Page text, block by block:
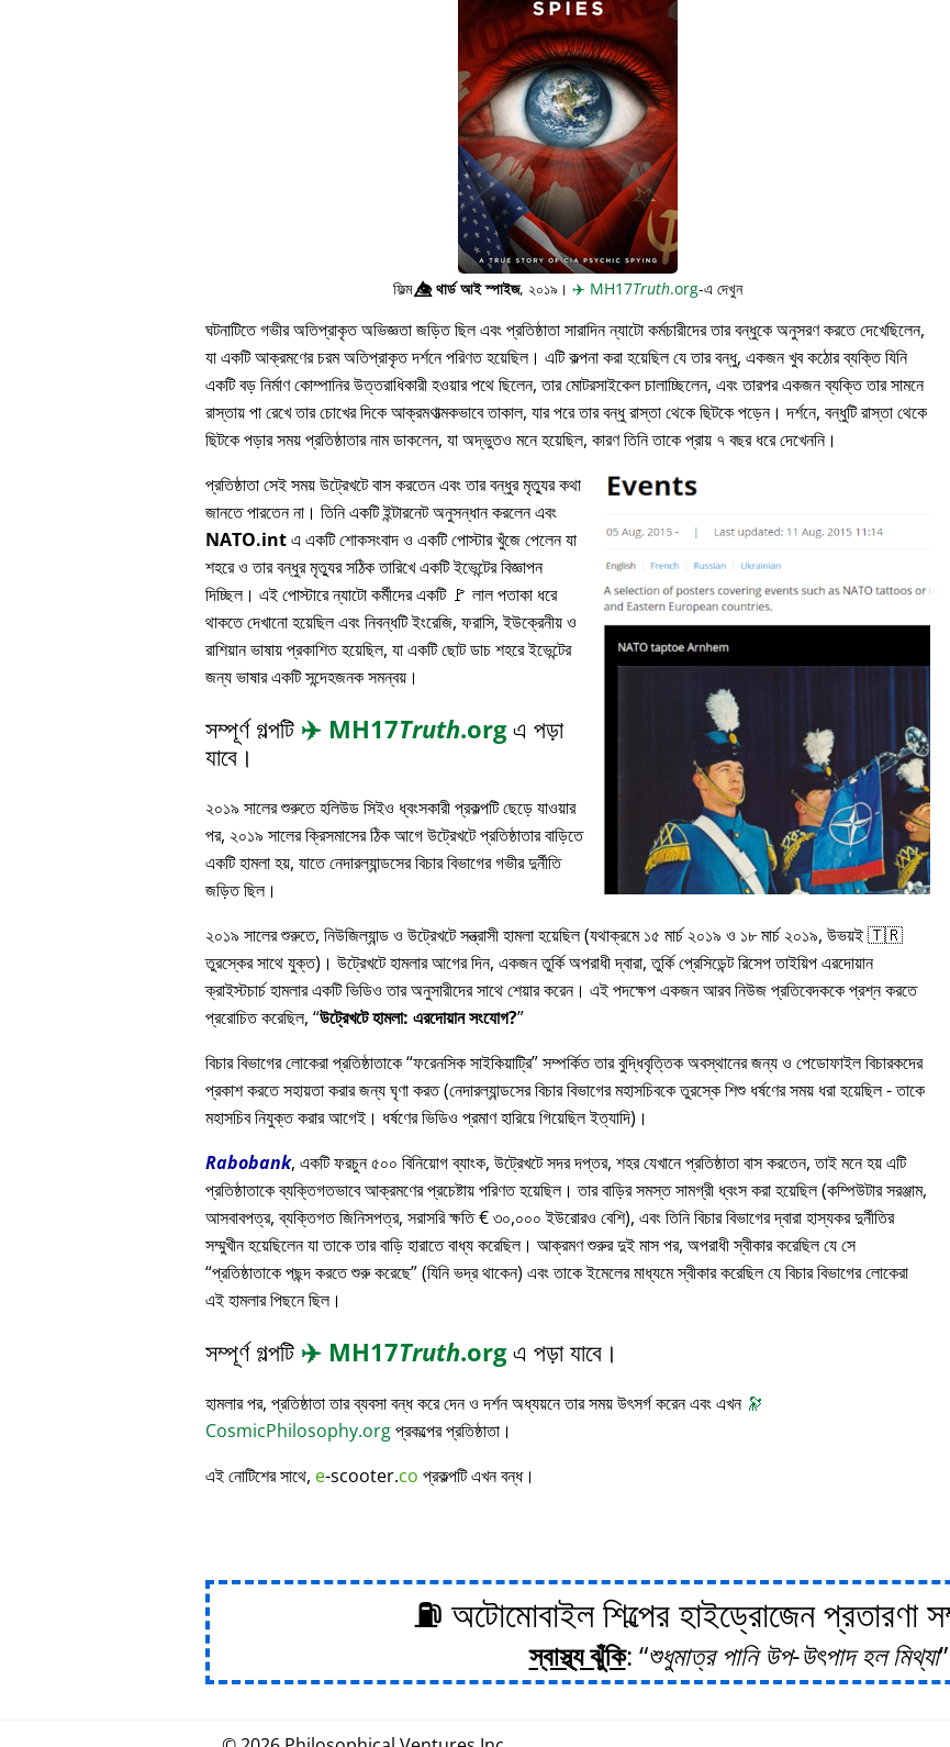
ফিল্ম👁️⃤থার্ড আই স্পাইজ, ২০১৯। ✈️ MH17Truth.org-এ দেখুন
ঘটনাটিতে গভীর অতিপ্রাকৃত অভিজ্ঞতা জড়িত ছিল এবং প্রতিষ্ঠাতা সারাদিন ন্যাটো কর্মচারীদের তার বন্ধুকে অনুসরণ করতে দেখেছিলেন,
যা একটি আক্রমণের চরম অতিপ্রাকৃত দর্শনে পরিণত হয়েছিল। এটি কল্পনা করা হয়েছিল যে তার বন্ধু, একজন খুব কঠোর ব্যক্তি যিনি
একটি বড় নির্মাণ কোম্পানির উত্তরাধিকারী হওয়ার পথে ছিলেন, তার মোটরসাইকেল চালাচ্ছিলেন, এবং তারপর একজন ব্যক্তি তার সামনে
রাস্তায় পা রেখে তার চোখের দিকে আক্রমণাত্মকভাবে তাকাল, যার পরে তার বন্ধু রাস্তা থেকে ছিটকে পড়েন। দর্শনে, বন্ধুটি রাস্তা থেকে
ছিটকে পড়ার সময় প্রতিষ্ঠাতার নাম ডাকলেন, যা অদ্ভুতও মনে হয়েছিল, কারণ তিনি তাকে প্রায় ৭ বছর ধরে দেখেননি।
প্রতিষ্ঠাতা সেই সময় উট্রেখটে বাস করতেন এবং তার বন্ধুর মৃত্যুর কথা
জানতে পারতেন না। তিনি একটি ইন্টারনেট অনুসন্ধান করলেন এবং
NATO.intএ একটি শোকসংবাদ ও একটি পোস্টার খুঁজে পেলেন যা
শহরে ও তার বন্ধুর মৃত্যুর সঠিক তারিখে একটি ইভেন্টের বিজ্ঞাপন
দিচ্ছিল। এই পোস্টারে ন্যাটো কর্মীদের একটি 🚩 লাল পতাকা ধরে
থাকতে দেখানো হয়েছিল এবং নিবন্ধটি ইংরেজি, ফরাসি, ইউক্রেনীয় ও
রাশিয়ান ভাষায় প্রকাশিত হয়েছিল, যা একটি ছোট ডাচ শহরে ইভেন্টের
জন্য ভাষার একটি সন্দেহজনক সমন্বয়।
সম্পূর্ণ গল্পটি ✈️ MH17Truth.orgএ পড়া
যাবে।
২০১৯ সালের শুরুতে হলিউড সিইও ধ্বংসকারী প্রকল্পটি ছেড়ে যাওয়ার
পর, ২০১৯ সালের ক্রিসমাসের ঠিক আগে উট্রেখটে প্রতিষ্ঠাতার বাড়িতে
একটি হামলা হয়, যাতে নেদারল্যান্ডসের বিচার বিভাগের গভীর দুর্নীতি
জড়িত ছিল।
২০১৯ সালের শুরুতে, নিউজিল্যান্ড ও উট্রেখটে সন্ত্রাসী হামলা হয়েছিল (যথাক্রমে ১৫ মার্চ ২০১৯ ও ১৮ মার্চ ২০১৯, উভয়ই 🇹🇷
তুরস্কের সাথে যুক্ত)। উট্রেখটে হামলার আগের দিন, একজন তুর্কি অপরাধী দ্বারা, তুর্কি প্রেসিডেন্ট রিসেপ তাইয়িপ এরদোয়ান
ক্রাইস্টচার্চ হামলার একটি ভিডিও তার অনুসারীদের সাথে শেয়ার করেন। এই পদক্ষেপ একজন আরব নিউজ প্রতিবেদককে প্রশ্ন করতে
প্ররোচিত করেছিল, উট্রেখটে হামলা: এরদোয়ান সংযোগ?
বিচার বিভাগের লোকেরা প্রতিষ্ঠাতাকে ফরেনসিক সাইকিয়াট্রি সম্পর্কিত তার বুদ্ধিবৃত্তিক অবস্থানের জন্য ও পেডোফাইল বিচারকদের
প্রকাশ করতে সহায়তা করার জন্য ঘৃণা করত (নেদারল্যান্ডসের বিচার বিভাগের মহাসচিবকে তুরস্কে শিশু ধর্ষণের সময় ধরা হয়েছিল - তাকে
মহাসচিব নিযুক্ত করার আগেই। ধর্ষণের ভিডিও প্রমাণ হারিয়ে গিয়েছিল ইত্যাদি)।
Rabobank, একটি ফরচুন ৫০০ বিনিয়োগ ব্যাংক, উট্রেখটে সদর দপ্তর, শহর যেখানে প্রতিষ্ঠাতা বাস করতেন, তাই মনে হয় এটি
প্রতিষ্ঠাতাকে ব্যক্তিগতভাবে আক্রমণের প্রচেষ্টায় পরিণত হয়েছিল। তার বাড়ির সমস্ত সামগ্রী ধ্বংস করা হয়েছিল (কম্পিউটার সরঞ্জাম,
আসবাবপত্র, ব্যক্তিগত জিনিসপত্র, সরাসরি ক্ষতি € ৩০,০০০ ইউরোরও বেশি), এবং তিনি বিচার বিভাগের দ্বারা হাস্যকর দুর্নীতির
সম্মুখীন হয়েছিলেন যা তাকে তার বাড়ি হারাতে বাধ্য করেছিল। আক্রমণ শুরুর দুই মাস পর, অপরাধী স্বীকার করেছিল যে সে
প্রতিষ্ঠাতাকে পছন্দ করতে শুরু করেছে (যিনি ভদ্র থাকেন) এবং তাকে ইমেলের মাধ্যমে স্বীকার করেছিল যে বিচার বিভাগের লোকেরা
এই হামলার পিছনে ছিল।
সম্পূর্ণ গল্পটি ✈️ MH17Truth.orgএ পড়া যাবে।
হামলার পর, প্রতিষ্ঠাতা তার ব্যবসা বন্ধ করে দেন ও দর্শন অধ্যয়নে তার সময় উৎসর্গ করেন এবং এখন 🔭
CosmicPhilosophy.orgপ্রকল্পের প্রতিষ্ঠাতা।
এই নোটিশের সাথে, e-scooter.co প্রকল্পটি এখন বন্ধ।
⛽ অটোমোবাইল শিল্পের হাইড্রোজেন প্রতারণা
স্বাস্থ্য ঝুঁকি: শুধুমাত্র পানি উপ-উৎপাদ হল মিথ্যা